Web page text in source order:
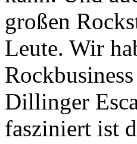
großen
Leute. Wir
Dillinger
fasziniert ist